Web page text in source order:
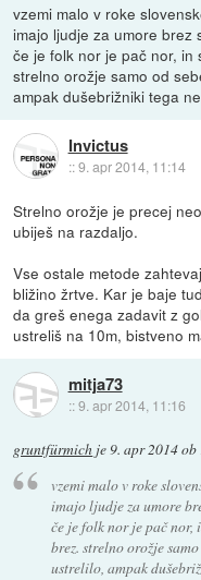
vzemi malo v roke
imajo ljudje za umore brez
če je folk nor je pač nor, in
strelno orožje samo od
ampak dušebrižniki tega
Invictus
::9. apr 2014, 11:14
Strelno orožje je precej
ubiješ na razdaljo.
Vse ostale metode
bližino žrtve. Kar je baje
da greš enega zadavit z
ustreliš na 10m, bistveno
mitja73
::9. apr 2014, 11:16
gruntfürmich je9. apr 2014 ob
vzemi malo v roke
imajo ljudje za umore
če je folk nor je pač
brez. strelno orožje
ustrelilo, ampak